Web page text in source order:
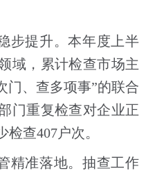
步提升。本年度上半
域，累计检查市场主
门、查多项事”的联合
门重复检查对企业正
查407户次。
精准落地。抽查工作